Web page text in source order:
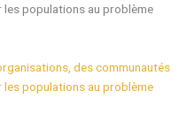
populations au problème
des communautés
populations au problème